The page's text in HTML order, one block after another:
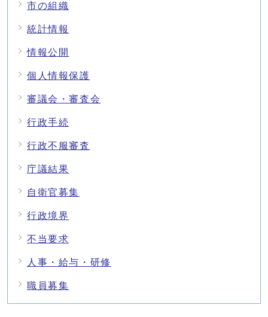
市の組織
統計情報
情報公開
個人情報保護
審議会・審査会
行政手続
行政不服審査
庁議結果
自衛官募集
行政境界
不当要求
人事・給与・研修
職員募集